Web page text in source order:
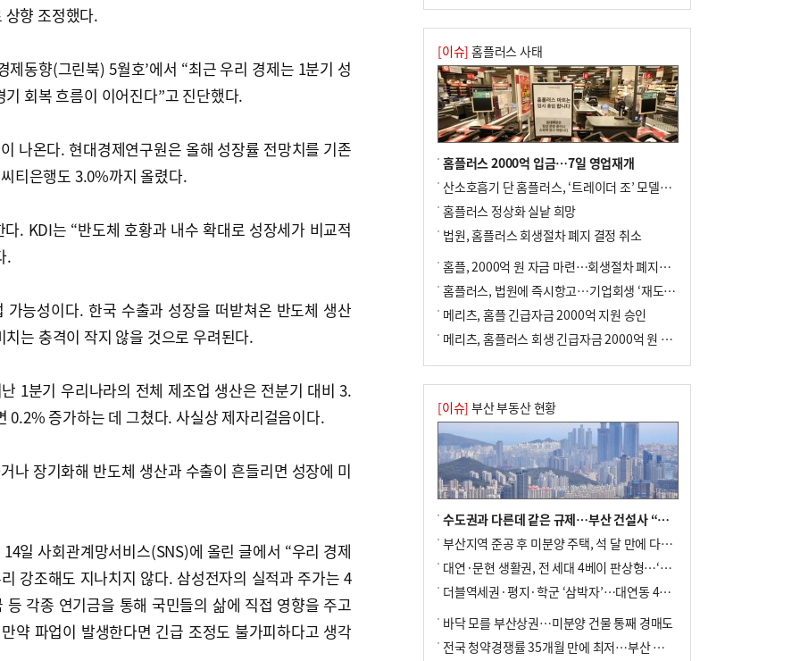
향 조정했다.
제동향(그린북) 5월호’에서 “최근 우리 경제는 1분기 성
회복 흐름이 이어진다”고 진단했다.
나온다. 현대경제연구원은 올해 성장률 전망치를 기존
티은행도 3.0%까지 올렸다.
. KDI는 “반도체 호황과 내수 확대로 성장세가 비교적
.
능성이다. 한국 수출과 성장을 떠받쳐온 반도체 생산
는 충격이 작지 않을 것으로 우려된다.
1분기 우리나라의 전체 제조업 생산은 전분기 대비 3.
0.2% 증가하는 데 그쳤다. 사실상 제자리걸음이다.
나 장기화해 반도체 생산과 수출이 흔들리면 성장에 미
일 사회관계망서비스(SNS)에 올린 글에서 “우리 경제
강조해도 지나치지 않다. 삼성전자의 실적과 주가는 4
각종 연기금을 통해 국민들의 삶에 직접 영향을 주고
약 파업이 발생한다면 긴급 조정도 불가피하다고 생각
10 외국인 선원 ‘인신매매 경유지’ 된 부산…
우려가 현실로
[이슈] 홈플러스 사태
홈플러스 2000억 입금…7일 영업재개
산소호흡기 단 홈플러스, ‘트레이더 조’ 모델로 살아날까
홈플러스 정상화 실낱 희망
법원, 홈플러스 회생절차 폐지 결정 취소
홈플, 2000억 원 자금 마련…회생절차 폐지에 즉시항고(종합)
홈플러스, 법원에 즉시항고…기업회생 ‘재도전’
메리츠, 홈플 긴급자금 2000억 지원 승인
메리츠, 홈플러스 회생 긴급자금 2000억 원 지원 승인
[이슈] 부산 부동산 현황
수도권과 다른데 같은 규제…부산 건설사 “쓰러지기 직전”
부산지역 준공 후 미분양 주택, 석 달 만에 다시 3000가구 넘어서
대연·문현 생활권, 전 세대 4베이 판상형…‘더샵 트리센트’ 내달 분양
더블역세권·평지·학군 ‘삼박자’…대연동 42층 브랜드 단지
바닥 모를 부산상권…미분양 건물 통째 경매도
전국 청약경쟁률 35개월 만에 최저…부산 미분양 ‘적체’ 심화